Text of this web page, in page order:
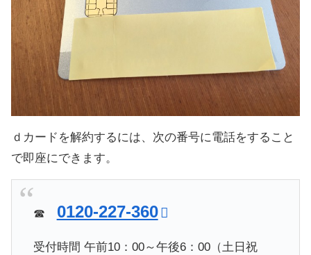
ｄカードを解約するには、次の番号に電話をすること
で即座にできます。
☎ 0120-227-360
受付時間 午前10：00～午後6：00（土日祝